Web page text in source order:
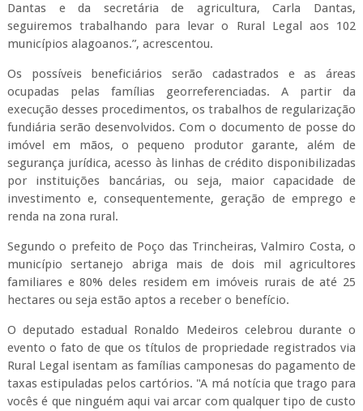
Dantas e da secretária de agricultura, Carla Dantas,
seguiremos trabalhando para levar o Rural Legal aos 102
municípios alagoanos.”, acrescentou.
Os possíveis beneficiários serão cadastrados e as áreas
ocupadas pelas famílias georreferenciadas. A partir da
execução desses procedimentos, os trabalhos de regularização
fundiária serão desenvolvidos. Com o documento de posse do
imóvel em mãos, o pequeno produtor garante, além de
segurança jurídica, acesso às linhas de crédito disponibilizadas
por instituições bancárias, ou seja, maior capacidade de
investimento e, consequentemente, geração de emprego e
renda na zona rural.
Segundo o prefeito de Poço das Trincheiras, Valmiro Costa, o
município sertanejo abriga mais de dois mil agricultores
familiares e 80% deles residem em imóveis rurais de até 25
hectares ou seja estão aptos a receber o benefício.
O deputado estadual Ronaldo Medeiros celebrou durante o
evento o fato de que os títulos de propriedade registrados via
Rural Legal isentam as famílias camponesas do pagamento de
taxas estipuladas pelos cartórios. "A má notícia que trago para
vocês é que ninguém aqui vai arcar com qualquer tipo de custo